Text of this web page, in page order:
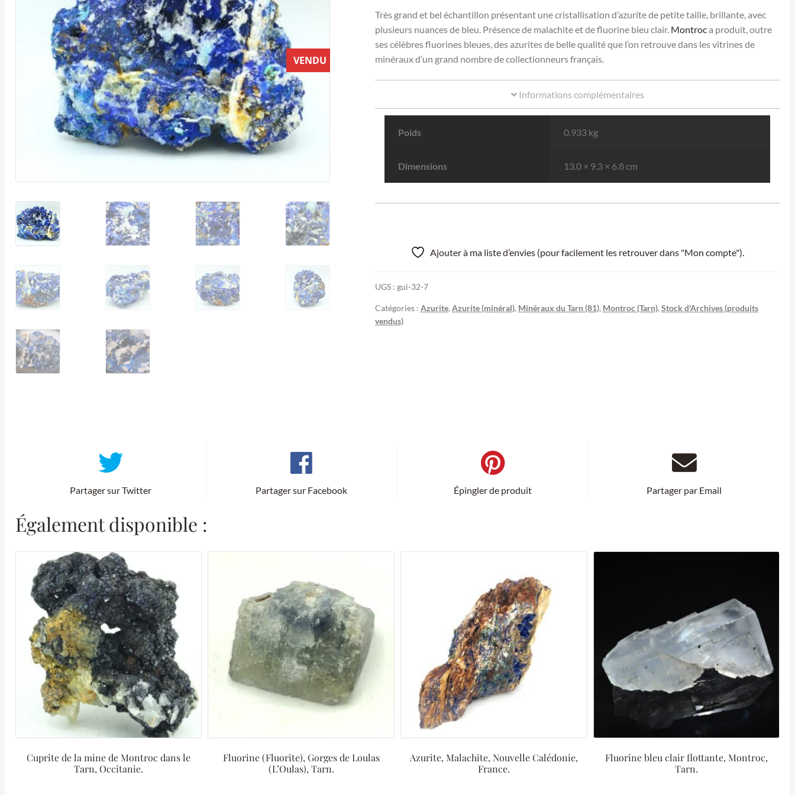
VENDU
Très grand et bel échantillon présentant une cristallisation d’azurite de petite taille, brillante, avec
plusieurs nuances de bleu. Présence de malachite et de fluorine bleu clair. Montroca produit, outre
ses célèbres fluorines bleues, des azurites de belle qualité que l’on retrouve dans les vitrines de
minéraux d’un grand nombre de collectionneurs français.
Informations complémentaires
Poids 0.933 kg
Dimensions 13.0 × 9.3 × 6.8 cm
Ajouter à ma liste d’envies (pour facilement les retrouver dans "Mon compte").
UGS : gui-32-7
Catégories : Azurite, Azurite (minéral), Minéraux du Tarn (81), Montroc (Tarn), Stock d'Archives (produits
vendus)
Partager sur Twitter Partager sur Facebook Épingler de produit Partager par Email
Également disponible :
Cuprite de la mine de Montroc dans le
Tarn, Occitanie.
Fluorine (Fluorite), Gorges de Loulas
(L’Oulas), Tarn.
Azurite, Malachite, Nouvelle Calédonie,
France.
Fluorine bleu clair flottante, Montroc,
Tarn.